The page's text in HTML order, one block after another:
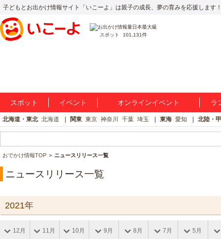
子どもとお出かけ情報サイト「いこーよ」は親子の成長、夢の育みを応援します
スポット 101,131件
スポット イベント オンラインイベント ラ
北海道・東北 北海道 関東 東京 神奈川 千葉 埼玉 東海 愛知 北陸・
おでかけ情報TOP ニュースリリース一覧
ニュースリリース一覧
2021年
12月 11月 10月 9月 8月 7月 5月